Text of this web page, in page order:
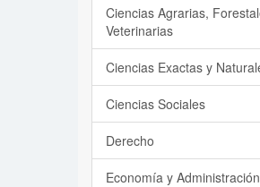
Ciencias Agrarias,
Veterinarias
Ciencias Exactas y
Ciencias Sociales
Derecho
Economía y Administración